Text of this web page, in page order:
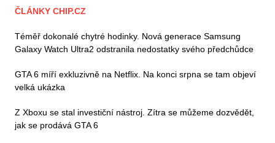
ČLÁNKY CHIP.CZ
Téměř dokonalé chytré hodinky. Nová generace Samsung
Galaxy Watch Ultra2 odstranila nedostatky svého předchůdce
GTA 6 míří exkluzivně na Netflix. Na konci srpna se tam objeví
velká ukázka
Z Xboxu se stal investiční nástroj. Zítra se můžeme dozvědět,
jak se prodává GTA 6